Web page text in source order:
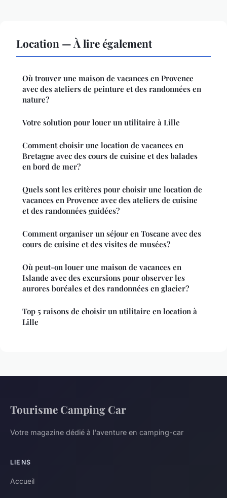
Location — À lire également
Où trouver une maison de vacances en Provence
avec des ateliers de peinture et des randonnées en
nature?
Votre solution pour louer un utilitaire à Lille
Comment choisir une location de vacances en
Bretagne avec des cours de cuisine et des balades
en bord de mer?
Quels sont les critères pour choisir une location de
vacances en Provence avec des ateliers de cuisine
et des randonnées guidées?
Comment organiser un séjour en Toscane avec des
cours de cuisine et des visites de musées?
Où peut-on louer une maison de vacances en
Islande avec des excursions pour observer les
aurores boréales et des randonnées en glacier?
Top 5 raisons de choisir un utilitaire en location à
Lille
Tourisme Camping Car
Votre magazine dédié à l'aventure en camping-car
LIENS
Accueil